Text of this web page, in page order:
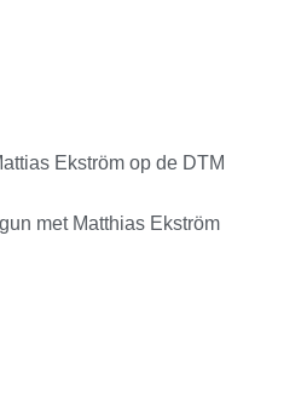
Ekström op de DTM
met Matthias Ekström